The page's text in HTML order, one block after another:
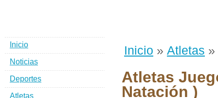
Inicio » Atletas
Atletas
Natación )
Inicio
Noticias
Deportes
Atletas